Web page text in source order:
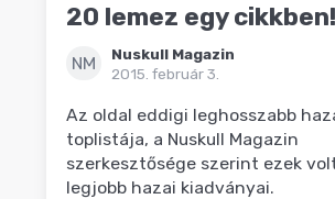
20 lemez egy cikkben!
NM
Nuskull Magazin
2015. február 3.
Az oldal eddigi leghosszabb
toplistája, a Nuskull Magazin
szerkesztősége szerint ezek
legjobb hazai kiadványai.